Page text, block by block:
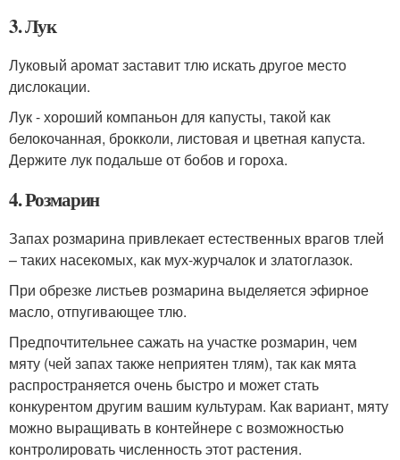
3. Лук
Луковый аромат заставит тлю искать другое место
дислокации.
Лук - хороший компаньон для капусты, такой как
белокочанная, брокколи, листовая и цветная капуста.
Держите лук подальше от бобов и гороха.
4. Розмарин
Запах розмарина привлекает естественных врагов тлей
– таких насекомых, как мух-журчалок и златоглазок.
При обрезке листьев розмарина выделяется эфирное
масло, отпугивающее тлю.
Предпочтительнее сажать на участке розмарин, чем
мяту (чей запах также неприятен тлям), так как мята
распространяется очень быстро и может стать
конкурентом другим вашим культурам. Как вариант, мяту
можно выращивать в контейнере с возможностью
контролировать численность этот растения.